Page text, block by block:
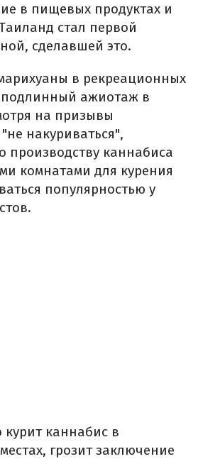
в пищевых продуктах и
стал первой
сделавшей это.
в рекреационных
подлинный ажиотаж в
на призывы
накуриваться",
производству каннабиса
комнатами для курения
популярностью у
курит каннабис в
грозит заключение